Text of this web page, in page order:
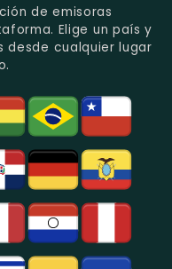
Folclore
En
Azogues.
de emisoras
Elige un país y
desde cualquier lugar